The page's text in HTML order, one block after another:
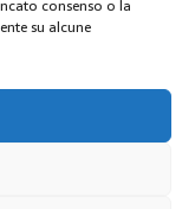
consenso o la
su alcune